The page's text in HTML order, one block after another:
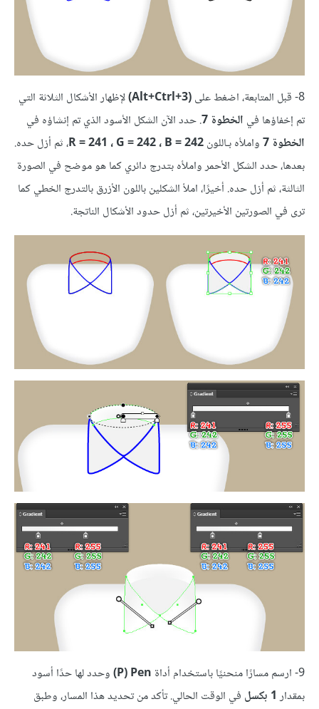
8- قبل المتابعة، اضغط على (3+Alt+Ctrl)
لإظهار الأشكال الثلاثة التي
تم إخفاؤها في الخطوة 7 . حدد الآن الشكل الأسود الذي تم إنشاؤه في
الخطوة 7
واملأه بـاللونR = 241 ، G = 242 ، B = 242، ثم أزل حده.
بعدها، حدد الشكل الأحمر واملأه بتدرج دائري كما هو موضح في الصورة
الثالثة، ثم أزل حده. أخيرًا، املأ الشكلين باللون الأزرق بالتدرج الخطي كما
ترى في الصورتين الأخيرتين، ثم أزل حدود الأشكال الناتجة.
9- ارسم مسارًا منحنيًا باستخدام أداة Pen‏ (P)
وحدد لها حدًا أسود
بمقدار1 بكسل
في الوقت الحالي. تأكد من تحديد هذا المسار، وطبق